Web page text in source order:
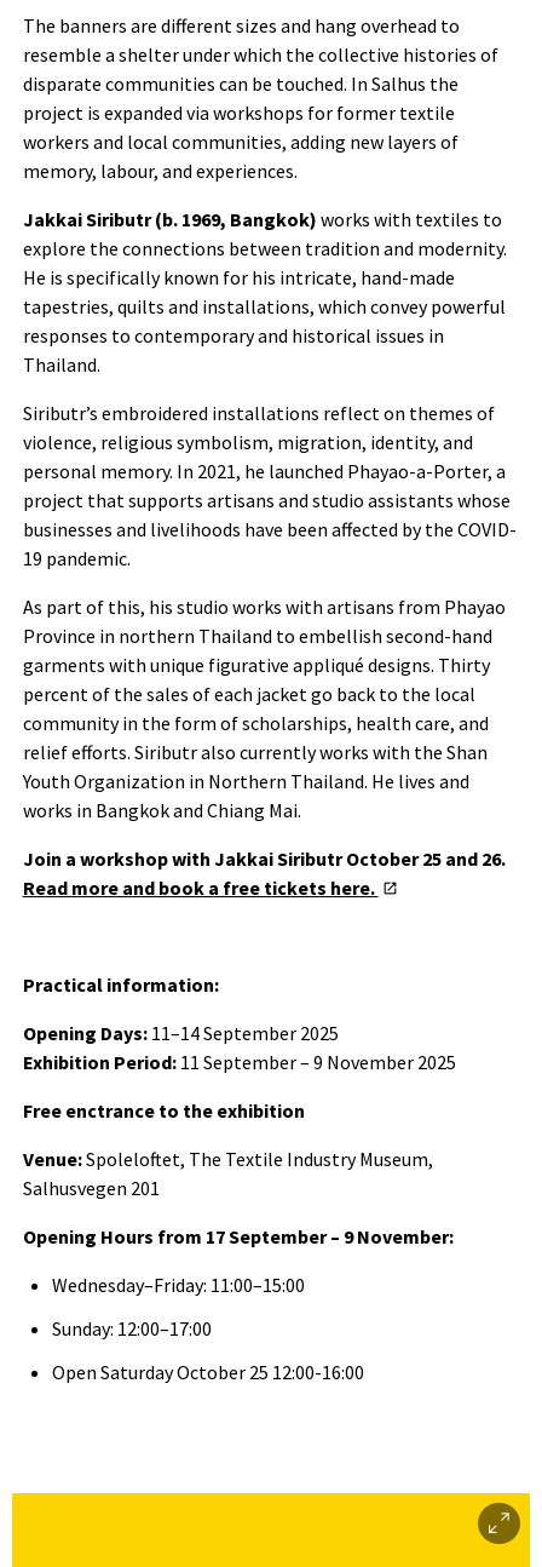
The banners are different sizes and hang overhead to
resemble a shelter under which the collective histories of
disparate communities can be touched. In Salhus the
project is expanded via workshops for former textile
workers and local communities, adding new layers of
memory, labour, and experiences.
Jakkai Siributr (b. 1969, Bangkok) works with textiles to
explore the connections between tradition and modernity.
He is specifically known for his intricate, hand-made
tapestries, quilts and installations, which convey powerful
responses to contemporary and historical issues in
Thailand.
Siributr’s embroidered installations reflect on themes of
violence, religious symbolism, migration, identity, and
personal memory. In 2021, he launched Phayao-a-Porter, a
project that supports artisans and studio assistants whose
businesses and livelihoods have been affected by the COVID-
19 pandemic.
As part of this, his studio works with artisans from Phayao
Province in northern Thailand to embellish second-hand
garments with unique figurative appliqué designs. Thirty
percent of the sales of each jacket go back to the local
community in the form of scholarships, health care, and
relief efforts. Siributr also currently works with the Shan
Youth Organization in Northern Thailand. He lives and
works in Bangkok and Chiang Mai.
Join a workshop with Jakkai Siributr October 25 and 26.
Read more and book a free tickets here.
Practical information:
Opening Days:11–14 September 2025
Exhibition Period:11 September – 9 November 2025
Free enctrance to the exhibition
Venue:Spoleloftet, The Textile Industry Museum,
Salhusvegen 201
Opening Hours from 17 September – 9 November:
Wednesday–Friday: 11:00–15:00
Sunday: 12:00–17:00
Open Saturday October 25 12:00-16:00